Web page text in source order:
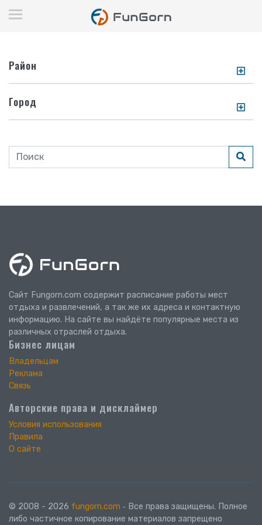
Район
Город
Сайт Fungorn.com содержит расписание работы мест
отдыха и развлечений, а так же их адреса и контактную
информацию. На сайте вы найдёте популярные места из
различных отраслей отдыха.
Бизнес лицам
Владельцам
Реклама
Связь
Авторские права и дисклаймер
Условия использования
Правила
О сайте
© 2008 - 2026 fungorn.com ‐ Все права защищены. Полное
либо частичное копирование материалов запрещено